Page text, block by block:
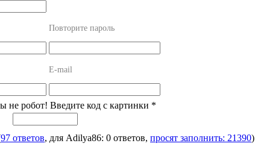
Повторите пароль
E-mail
не робот! Введите код с картинки *
97 ответов, для Adilya86: 0 ответов, просят заполнить: 21390)